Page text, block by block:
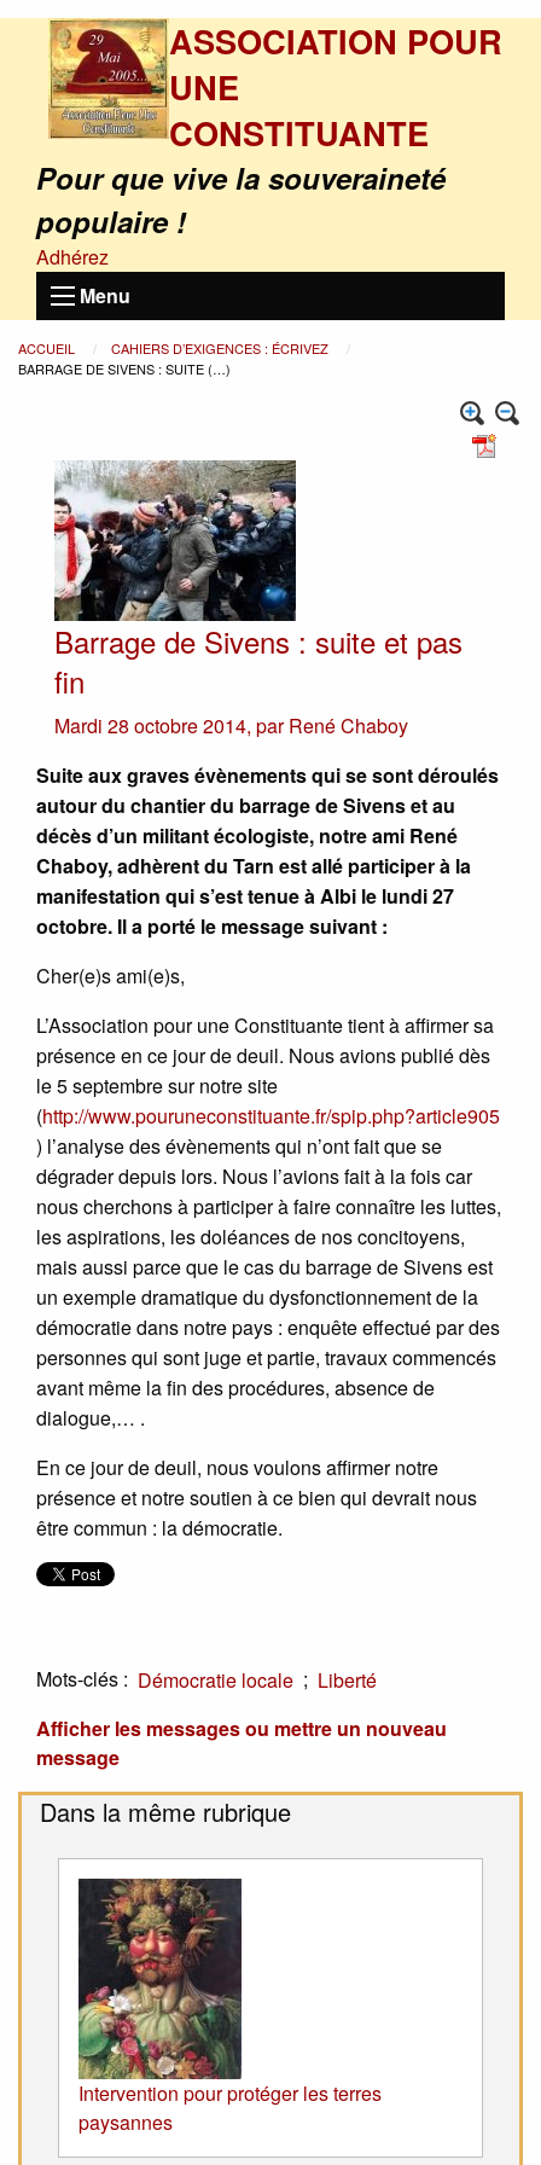
ASSOCIATION POUR
UNE
CONSTITUANTE
Pour que vive la souveraineté
populaire !
Adhérez
Menu
ACCUEIL
CAHIERS D’EXIGENCES : ÉCRIVEZ
BARRAGE DE SIVENS : SUITE (…)
Barrage de Sivens : suite et pas
fin
Mardi 28 octobre 2014, parRené Chaboy
Suite aux graves évènements qui se sont déroulés
autour du chantier du barrage de Sivens et au
décès d’un militant écologiste, notre ami René
Chaboy, adhèrent du Tarn est allé participer à la
manifestation qui s’est tenue à Albi le lundi 27
octobre. Il a porté le message suivant :
Cher(e)s ami(e)s,
L’Association pour une Constituante tient à affirmer sa
présence en ce jour de deuil. Nous avions publié dès
le 5 septembre sur notre site
(http://www.pouruneconstituante.fr/spip.php?article905
) l’analyse des évènements qui n’ont fait que se
dégrader depuis lors. Nous l’avions fait à la fois car
nous cherchons à participer à faire connaître les luttes,
les aspirations, les doléances de nos concitoyens,
mais aussi parce que le cas du barrage de Sivens est
un exemple dramatique du dysfonctionnement de la
démocratie dans notre pays : enquête effectué par des
personnes qui sont juge et partie, travaux commencés
avant même la fin des procédures, absence de
dialogue,… .
En ce jour de deuil, nous voulons affirmer notre
présence et notre soutien à ce bien qui devrait nous
être commun : la démocratie.
Mots-clés : Démocratie locale ; Liberté
Afficher les messages ou mettre un nouveau
message
Dans la même rubrique
Intervention pour protéger les terres
paysannes